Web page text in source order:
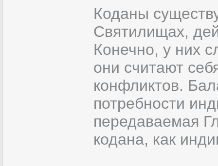
Коданы
Святилищах,
Конечно, у них
они считают
конфликтов.
потребности
передаваемая
кодана, как